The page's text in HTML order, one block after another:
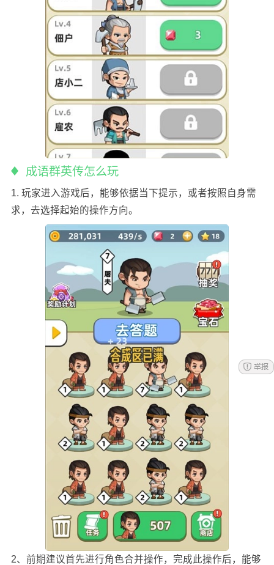
成语群英传怎么玩
1. 玩家进入游戏后，能够依据当下提示，或者按照自身需
求，去选择起始的操作方向。
2、前期建议首先进行角色合并操作，完成此操作后，能够